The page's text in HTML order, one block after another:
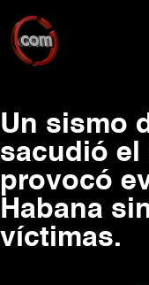
Un sismo
sacudió el
provocó
Habana
víctimas.